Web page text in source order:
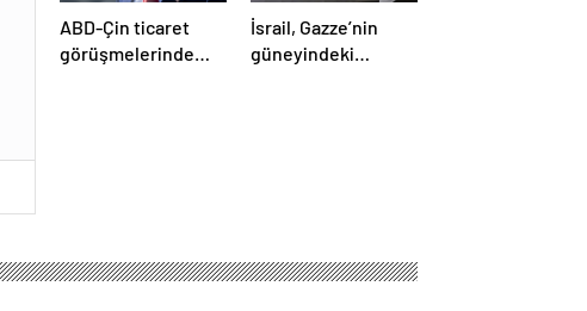
ABD-Çin ticaret
görüşmelerinde
İsrail, Gazze’nin
güneyindeki